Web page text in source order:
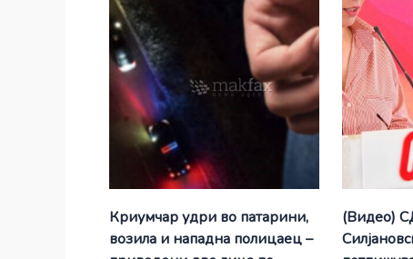
Криумчар удри во патарини,
возила и нападна полицаец –
(Видео)